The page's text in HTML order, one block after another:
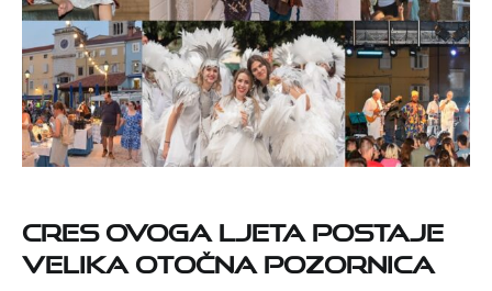
Cres ovoga ljeta postaje
velika otočna pozornica